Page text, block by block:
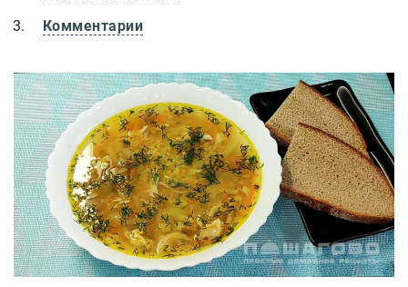
Комментарии
Суп с чечевицей и картофелем и курицей